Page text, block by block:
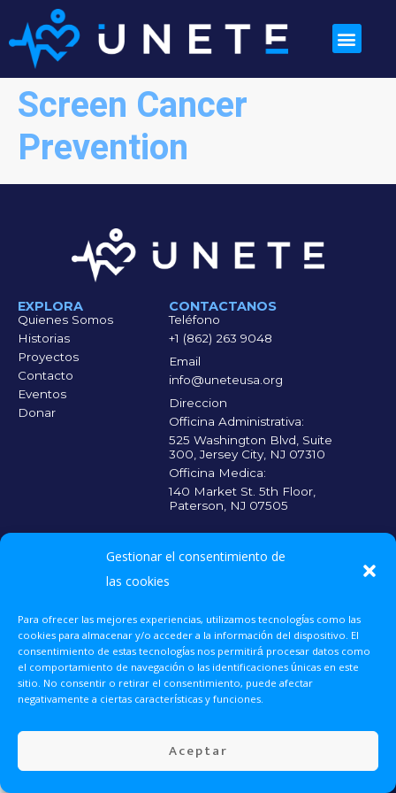
Gestionar el consentimiento de
las cookies
Para ofrecer las mejores experiencias, utilizamos tecnologías como las
cookies para almacenar y/o acceder a la información del dispositivo. El
consentimiento de estas tecnologías nos permitirá procesar datos como
el comportamiento de navegación o las identificaciones únicas en este
sitio. No consentir o retirar el consentimiento, puede afectar
negativamente a ciertas características y funciones.
Aceptar
Screen Cancer
Prevention
EXPLORA
Quienes Somos
Historias
Proyectos
Contacto
Eventos
Donar
CONTACTANOS
Teléfono
+1 (862) 263 9048
Email
info@uneteusa.org
Direccion
Officina Administrativa:
525 Washington Blvd, Suite
300, Jersey City, NJ 07310
Officina Medica:
140 Market St. 5th Floor,
Paterson, NJ 07505
CADA CONTRIBUICIÓN CUENTAEscanea el código
reciban la atención
médica que
necesitan.
UNETE 2025 © Todos los derechos reservados.